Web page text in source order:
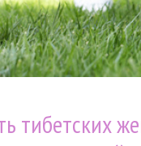
тибетских